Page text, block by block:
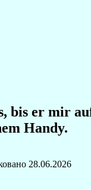
bis er mir
Handy.
28.06.2026